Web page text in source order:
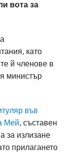
вота за
като
й членове в
министър
във
Мей, съставен
за излизане
прилагането